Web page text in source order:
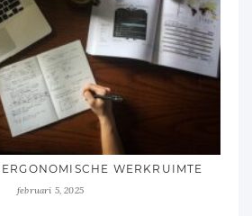
WERKRUIMTE
februari 5, 2025